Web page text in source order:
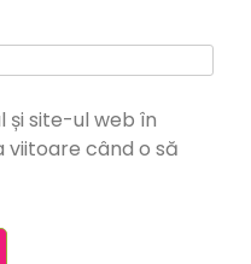
și site-ul web în
când o să